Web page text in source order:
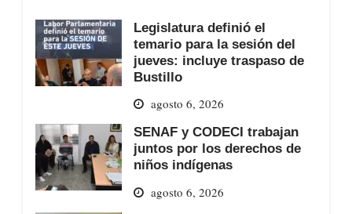
Legislatura definió el
temario para la sesión del
jueves: incluye traspaso de
Bustillo
agosto 6, 2026
SENAF y CODECI trabajan
juntos por los derechos de
niños indígenas
agosto 6, 2026